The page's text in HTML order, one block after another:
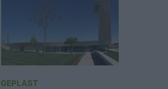
GEPLAST